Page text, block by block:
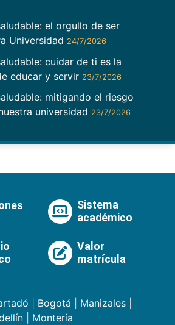
el orgullo de ser
Universidad 24/7/2026
cuidar de ti es la
educar y servir 23/7/2026
mitigando el riesgo
universidad 23/7/2026
Sistema
académico
Valor
matrícula
Bogotá Manizales
Montería